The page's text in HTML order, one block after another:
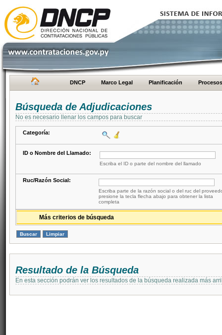
DNCP Marco Legal Planificación Procesos
Búsqueda de Adjudicaciones
No es necesario llenar los campos para buscar
Categoría:
ID o Nombre del Llamado:
Escriba el ID o parte del nombre del llamado
Ruc/Razón Social:
Escriba parte de la razón social o del ruc del
presione la tecla flecha abajo para obtener la lista
completa
Más criterios de búsqueda
Resultado de la Búsqueda
En esta sección podrán ver los resultados de la búsqueda realizada más